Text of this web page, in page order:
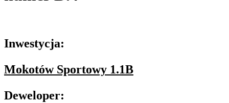
Inwestycja:
Mokotów Sportowy 1.1B
Deweloper: